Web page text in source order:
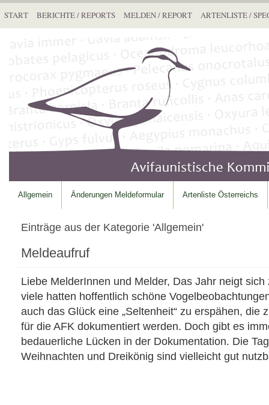
START BERICHTE / REPORTS MELDEN / REPORT ARTENLISTE /
Allgemein Änderungen Meldeformular Artenliste Österreichs
Einträge aus der Kategorie 'Allgemein'
Meldeaufruf
Liebe MelderInnen und Melder, Das Jahr neigt sich
viele hatten hoffentlich schöne
auch das Glück eine „Seltenheit“ zu erspähen, die
für die AFK dokumentiert werden. Doch gibt es
bedauerliche Lücken in der Dokumentation. Die
Weihnachten und Dreikönig sind vielleicht gut